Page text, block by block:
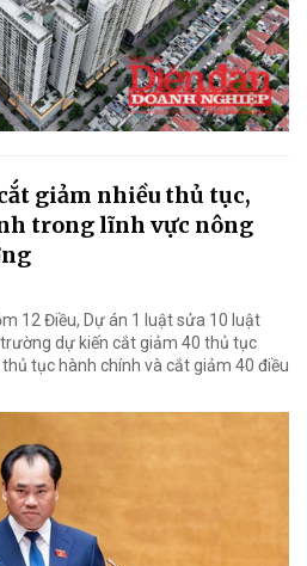
giảm nhiều thủ tục,
trong lĩnh vực nông
12 Điều, Dự án 1 luật sửa 10 luật
dự kiến cắt giảm 40 thủ tục
tục hành chính và cắt giảm 40 điều